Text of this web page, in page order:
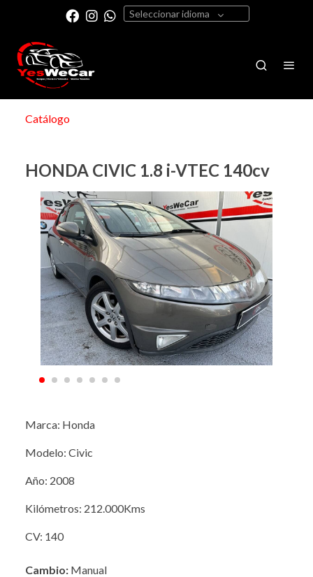
Seleccionar idioma
Catálogo
HONDA CIVIC 1.8 i-VTEC 140cv
Marca: Honda
Modelo: Civic
Año: 2008
Kilómetros: 212.000Kms
CV: 140
Cambio: Manual